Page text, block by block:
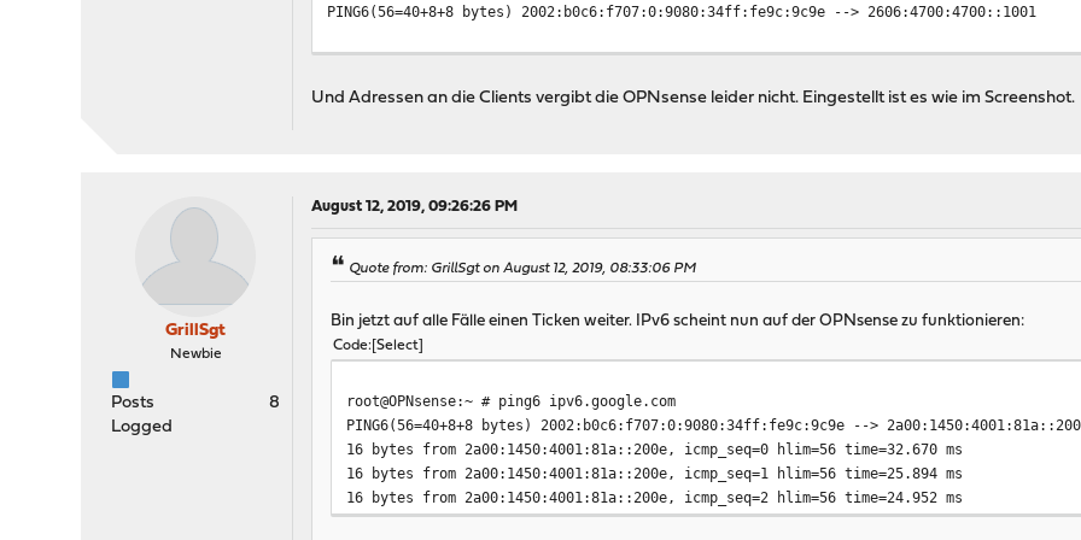
PING6(56=40+8+8 bytes) 2002:b0c6:f707:0:9080:34ff:fe9c:9c9e --> 2606:4700:4700::1001
Und Adressen an die Clients vergibt die OPNsense leider nicht. Eingestellt ist es wie im Screenshot.
GrillSgt
Newbie
Posts
8
Logged
August 12, 2019, 09:26:26 PM
Quote from: GrillSgt on August 12, 2019, 08:33:06 PM
Bin jetzt auf alle Fälle einen Ticken weiter. IPv6 scheint nun auf der OPNsense zu funktionieren:
Code Select
root@OPNsense:~ # ping6 ipv6.google.com
PING6(56=40+8+8 bytes) 2002:b0c6:f707:0:9080:34ff:fe9c:9c9e -->
16 bytes from 2a00:1450:4001:81a::200e, icmp_seq=0 hlim=56 time=32.670 ms
16 bytes from 2a00:1450:4001:81a::200e, icmp_seq=1 hlim=56 time=25.894 ms
16 bytes from 2a00:1450:4001:81a::200e, icmp_seq=2 hlim=56 time=24.952 ms